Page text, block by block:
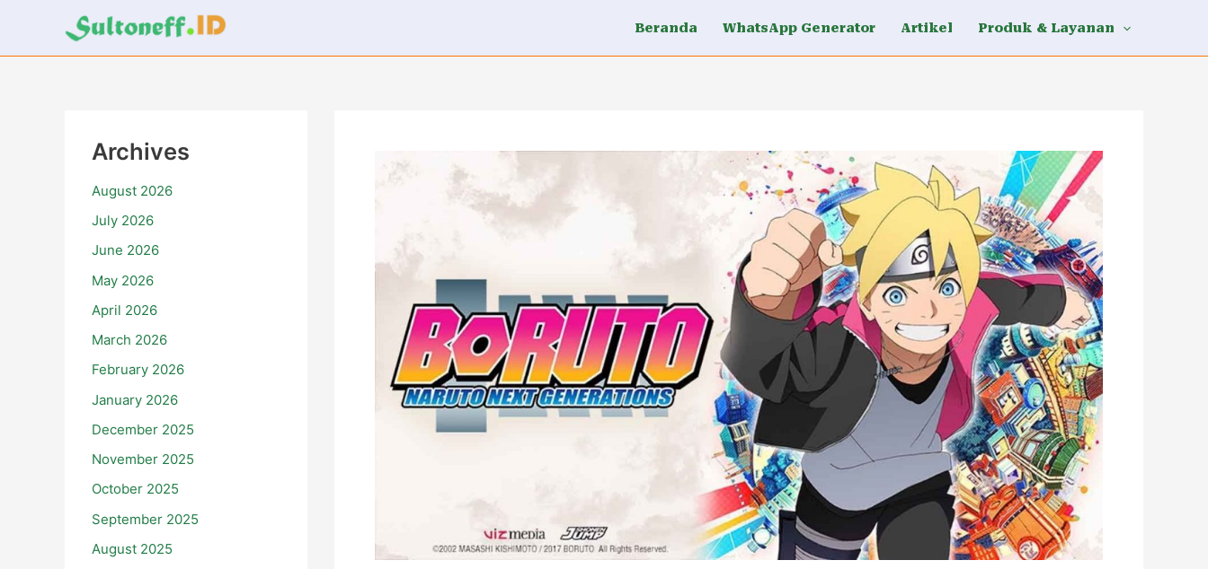
content
Beranda WhatsApp Generator Artikel Produk & Layanan
Archives
August 2026
July 2026
June 2026
May 2026
April 2026
March 2026
February 2026
January 2026
December 2025
November 2025
October 2025
September 2025
August 2025